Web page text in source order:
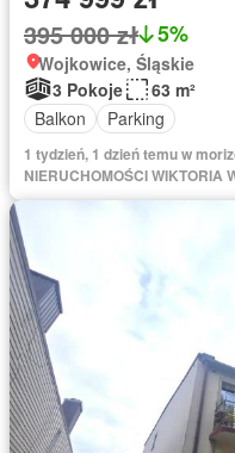
395 000 zł 5%
Wojkowice, Śląskie
3 Pokoje
63 m²
Balkon
Parking
1 tydzień, 1 dzień temu w
NIERUCHOMOŚCI WIKTORIA